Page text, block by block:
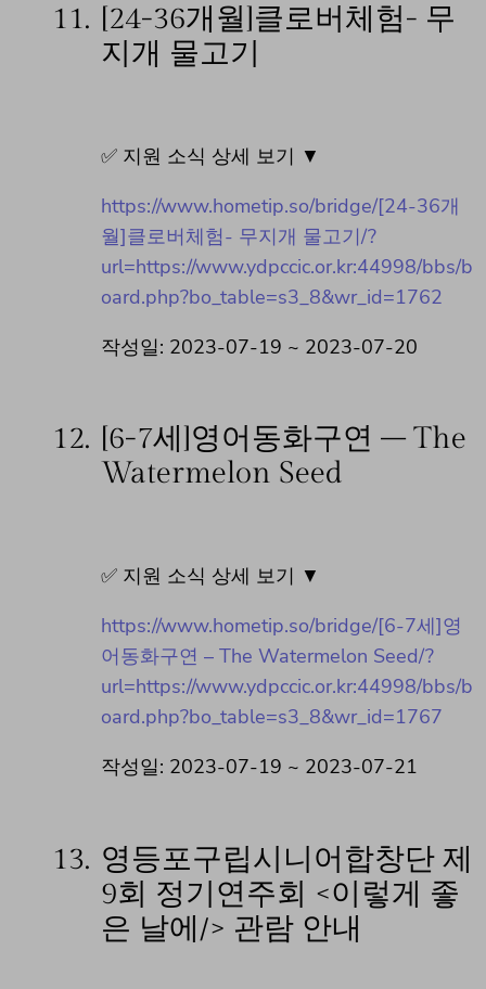
11.
[24-36개월]클로버체험- 무
지개 물고기
✅ 지원 소식 상세 보기 ▼
https://www.hometip.so/bridge/[24-36개
월]클로버체험- 무지개 물고기/?
url=https://www.ydpccic.or.kr:44998/bbs/b
oard.php?bo_table=s3_8&wr_id=1762
작성일: 2023-07-19 ~ 2023-07-20
12. [6-7세]영어동화구연 – The
Watermelon Seed
✅ 지원 소식 상세 보기 ▼
https://www.hometip.so/bridge/[6-7세]영
어동화구연 – The Watermelon Seed/?
url=https://www.ydpccic.or.kr:44998/bbs/b
oard.php?bo_table=s3_8&wr_id=1767
작성일: 2023-07-19 ~ 2023-07-21
13. 영등포구립시니어합창단 제
9회 정기연주회 <이렇게 좋
은 날에/> 관람 안내